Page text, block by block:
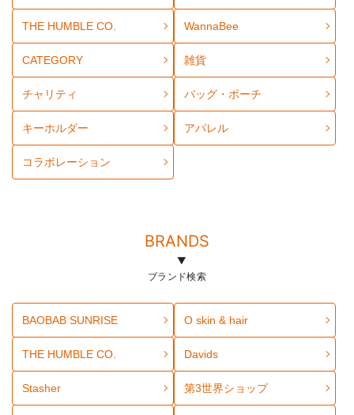
THE HUMBLE CO. WannaBee
CATEGORY 雑貨
チャリティ バッグ・ポーチ
キーホルダー アパレル
コラボレーション
BRANDS
ブランド検索
BAOBAB SUNRISE O skin & hair
THE HUMBLE CO. Davids
Stasher 第3世界ショップ